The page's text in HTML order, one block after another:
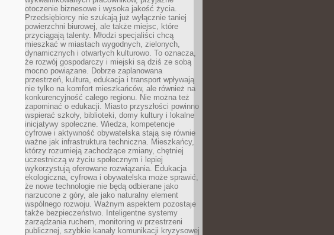
otoczenie biznesowe i wysoka jakość życia.
Przedsiębiorcy nie szukają już wyłącznie taniej
powierzchni biurowej, ale także miejsc, które
przyciągają talenty. Młodzi specjaliści chcą
mieszkać w miastach wygodnych, zielonych,
dynamicznych i otwartych kulturowo. To oznacza,
że rozwój gospodarczy i miejski są dziś ze sobą
mocno powiązane. Dobrze zaplanowana
przestrzeń, kultura, edukacja i transport wpływają
nie tylko na komfort mieszkańców, ale również na
konkurencyjność całego regionu. Nie można też
zapominać o edukacji. Miasto przyszłości powinno
wspierać szkoły, biblioteki, domy kultury i lokalne
inicjatywy społeczne. Wiedza, kompetencje
cyfrowe i aktywność obywatelska stają się równie
ważne jak infrastruktura techniczna. Mieszkańcy,
którzy rozumieją zachodzące zmiany, chętniej
uczestniczą w życiu społecznym i lepiej
wykorzystują oferowane rozwiązania. Edukacja
ekologiczna, cyfrowa i obywatelska może sprawić,
że nowe technologie nie będą odbierane jako
narzucone z góry, ale jako naturalny element
wspólnego rozwoju. Ważnym aspektem pozostaje
także bezpieczeństwo. Inteligentne systemy
zarządzania ruchem, monitoring w przestrzeni
publicznej, szybkie kanały komunikacji kryzysowej